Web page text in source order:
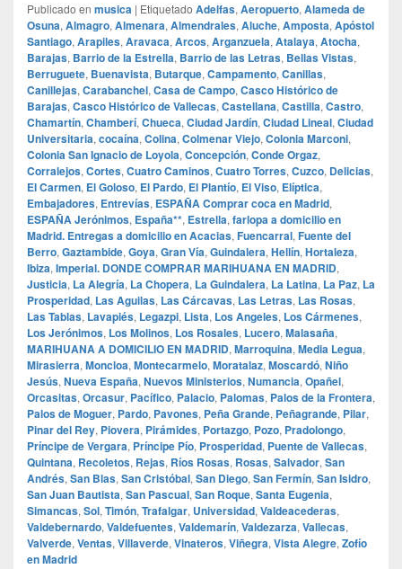
Publicado en musica | Etiquetado Adelfas, Aeropuerto, Alameda de
Osuna, Almagro, Almenara, Almendrales, Aluche, Amposta, Apóstol
Santiago, Arapiles, Aravaca, Arcos, Arganzuela, Atalaya, Atocha,
Barajas, Barrio de la Estrella, Barrio de las Letras, Bellas Vistas,
Berruguete, Buenavista, Butarque, Campamento, Canillas,
Canillejas, Carabanchel, Casa de Campo, Casco Histórico de
Barajas, Casco Histórico de Vallecas, Castellana, Castilla, Castro,
Chamartín, Chamberí, Chueca, Ciudad Jardín, Ciudad Lineal, Ciudad
Universitaria, cocaína, Colina, Colmenar Viejo, Colonia Marconi,
Colonia San Ignacio de Loyola, Concepción, Conde Orgaz,
Corralejos, Cortes, Cuatro Caminos, Cuatro Torres, Cuzco, Delicias,
El Carmen, El Goloso, El Pardo, El Plantío, El Viso, Elíptica,
Embajadores, Entrevías, ESPAÑA Comprar coca en Madrid,
ESPAÑA Jerónimos, España**, Estrella, farlopa a domicilio en
Madrid. Entregas a domicilio en Acacias, Fuencarral, Fuente del
Berro, Gaztambide, Goya, Gran Vía, Guindalera, Hellín, Hortaleza,
Ibiza, Imperial. DONDE COMPRAR MARIHUANA EN MADRID,
Justicia, La Alegría, La Chopera, La Guindalera, La Latina, La Paz, La
Prosperidad, Las Aguilas, Las Cárcavas, Las Letras, Las Rosas,
Las Tablas, Lavapiés, Legazpi, Lista, Los Angeles, Los Cármenes,
Los Jerónimos, Los Molinos, Los Rosales, Lucero, Malasaña,
MARIHUANA A DOMICILIO EN MADRID, Marroquina, Media Legua,
Mirasierra, Moncloa, Montecarmelo, Moratalaz, Moscardó, Niño
Jesús, Nueva España, Nuevos Ministerios, Numancia, Opañel,
Orcasitas, Orcasur, Pacífico, Palacio, Palomas, Palos de la Frontera,
Palos de Moguer, Pardo, Pavones, Peña Grande, Peñagrande, Pilar,
Pinar del Rey, Piovera, Pirámides, Portazgo, Pozo, Pradolongo,
Príncipe de Vergara, Príncipe Pío, Prosperidad, Puente de Vallecas,
Quintana, Recoletos, Rejas, Ríos Rosas, Rosas, Salvador, San
Andrés, San Blas, San Cristóbal, San Diego, San Fermín, San Isidro,
San Juan Bautista, San Pascual, San Roque, Santa Eugenia,
Simancas, Sol, Timón, Trafalgar, Universidad, Valdeacederas,
Valdebernardo, Valdefuentes, Valdemarín, Valdezarza, Vallecas,
Valverde, Ventas, Villaverde, Vinateros, Viñegra, Vista Alegre, Zofío
en Madrid